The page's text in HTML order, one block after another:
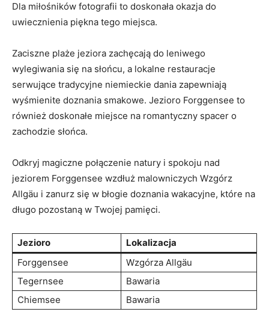
Dla miłośników fotografii​ to doskonała okazja do
uwiecznienia piękna tego miejsca.
Zaciszne ​plaże jeziora zachęcają do leniwego
wylegiwania się na słońcu, a lokalne ‍restauracje
serwujące tradycyjne niemieckie dania zapewniają
wyśmienite doznania smakowe. Jezioro Forggensee to
również⁢ doskonałe miejsce na romantyczny spacer o
zachodzie słońca.
Odkryj‌ magiczne połączenie natury i spokoju nad
jeziorem Forggensee wzdłuż malowniczych Wzgórz⁢
Allgäu i zanurz się w ​błogie doznania wakacyjne, które na
długo pozostaną w ​Twojej pamięci.
Jezioro
Lokalizacja
Forggensee
Wzgórza Allgäu
Tegernsee
Bawaria
Chiemsee
Bawaria